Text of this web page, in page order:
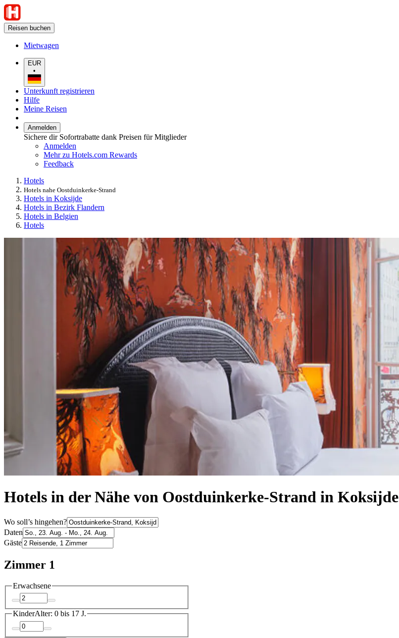
Reisen buchen
Mietwagen
EUR
•
Unterkunft registrieren
Hilfe
Meine Reisen
Anmelden
Sichere dir Sofortrabatte dank Preisen für Mitglieder
Anmelden
Mehr zu Hotels.com Rewards
Feedback
Hotels
Hotels nahe Oostduinkerke-Strand
Hotels in Koksijde
Hotels in Bezirk Flandern
Hotels in Belgien
Hotels
Hotels in der Nähe von Oostduinkerke-Strand in Koksijde
Wo soll’s hingehen?
Daten
Gäste
Zimmer 1
Erwachsene
KinderAlter: 0 bis 17 J.